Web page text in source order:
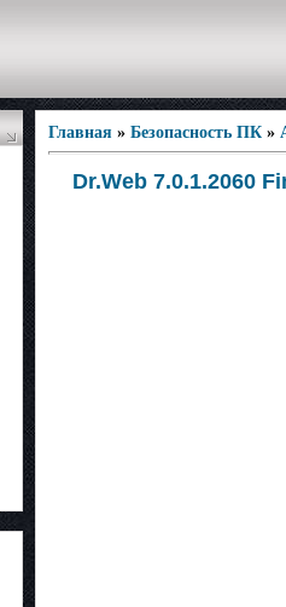
Главная » Безопасность ПК »
Dr.Web 7.0.1.2060